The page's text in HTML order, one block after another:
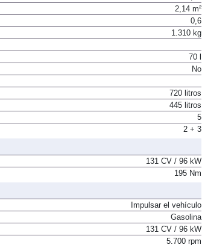
0,28
2,14 m²
0,6
70 l
720 litros
445 litros
5
131 CV / 96 kW
Impulsar el vehículo
Gasolina
131 CV / 96 kW